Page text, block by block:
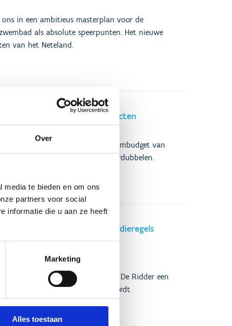
Over
te bieden en om ons
partners voor social
informatie die u aan ze heeft
Marketing
Alles toestaan
ons in een ambitieus masterplan voor de
als absolute speerpunten. Het nieuwe
van het Neteland.
sportinfrastructuurprojecten
besliste om het jaarlijkse minimumbudget van
sportinfrastructuur in 2026 te verdubbelen.
vereenvoudigt subsidieregels
minister van Sport Annick De Ridder een
bestuur van sportfederaties wordt